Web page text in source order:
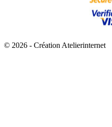
© 2026 - Création Atelierinternet